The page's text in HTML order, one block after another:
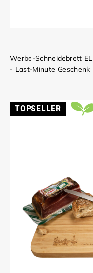
Werbe-Schneidebrett
- Last-Minute Geschenk
TOPSELLER